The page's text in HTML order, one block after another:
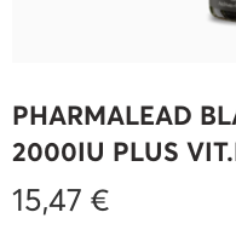
PHARMALEAD
2000IU PLUS
15,47 €